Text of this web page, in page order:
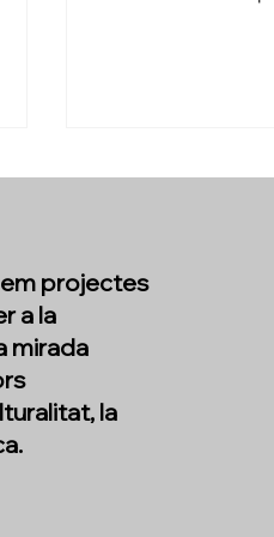
projectes
a la
mirada
la